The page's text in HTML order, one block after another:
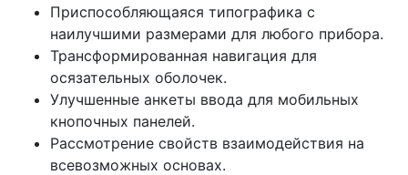
Приспособляющаяся типографика с
наилучшими размерами для любого прибора.
Трансформированная навигация для
осязательных оболочек.
Улучшенные анкеты ввода для мобильных
кнопочных панелей.
Рассмотрение свойств взаимодействия на
всевозможных основах.